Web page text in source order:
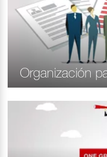
Organización